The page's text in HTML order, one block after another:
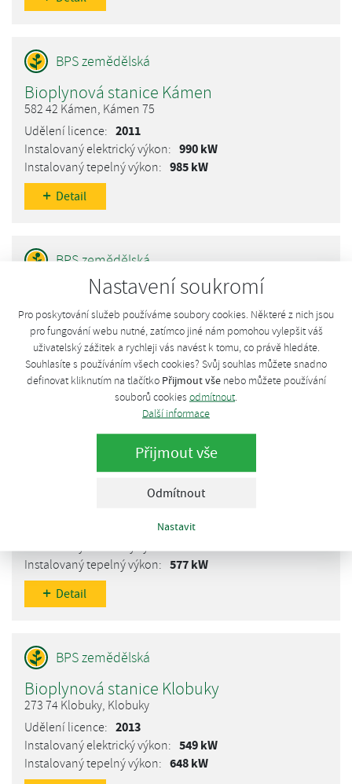
Nastavení soukromí
Pro poskytování služeb používáme soubory cookies. Některé z nich jsou
pro fungování webu nutné, zatímco jiné nám pomohou vylepšit váš
uživatelský zážitek a rychleji vás navést k tomu, co právě hledáte.
Souhlasíte s používáním všech cookies? Svůj souhlas můžete snadno
definovat kliknutím na tlačítko Přijmout všenebo můžete používání
souborů cookies odmítnout
Další informace
Přijmout vše
Odmítnout
Nastavit
Bioplynová stanice Kámen
582 42 Kámen, Kámen 75
2011
990 kW
985 kW
Detail
Bioplynová stanice Kamenice
588 23 Kamenice, Kamenice
2010
990 kW
1148 kW
Bioplynová stanice Kestřany
548 kW
577 kW
Detail
Bioplynová stanice Klobuky
273 74 Klobuky, Klobuky
2013
549 kW
648 kW